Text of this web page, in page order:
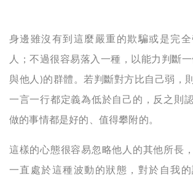
身邊雖沒有到這麼嚴重的欺騙或是完
人；不過很容易落入一種，以能力判斷
與他人 )的群體。若判斷對方比自己弱，
一言一行都定義為低於自己的，反之則
做的事情都是好的、值得攀附的。
這樣的心態很容易忽略他人的其他所長
一直處於這種波動的狀態，對於自我